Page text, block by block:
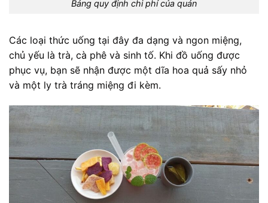
Bảng quy định chi phí của quán
Các loại thức uống tại đây đa dạng và ngon miệng,
chủ yếu là trà, cà phê và sinh tố. Khi đồ uống được
phục vụ, bạn sẽ nhận được một dĩa hoa quả sấy nhỏ
và một ly trà tráng miệng đi kèm.